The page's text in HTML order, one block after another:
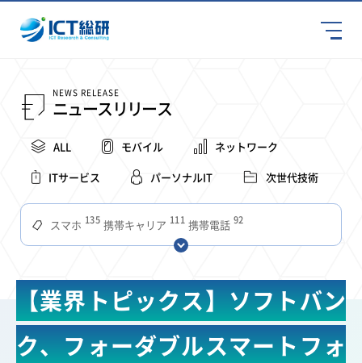
NEWS RELEASE
ニュースリリース
ALL モバイル
ネットワーク
ITサービス
パーソナルIT 次世代技術
スマホ 135 携帯キャリア 111 携帯電話 92
スマートデバイス 68 通信速度 65 ビジネス 63 4Ｇ 59
アプリ 51 つながりやすさ 51 電波状況 ドコモ 48
タブレット 38 インターネット 36 ビジネスシーン 31
混雑環境 31 MVNO 28 SIM 27 電波 27 全国 24 楽天モバイル 22
【業界トピックス】ソフトバン
ク、フォーダブルスマートフォ